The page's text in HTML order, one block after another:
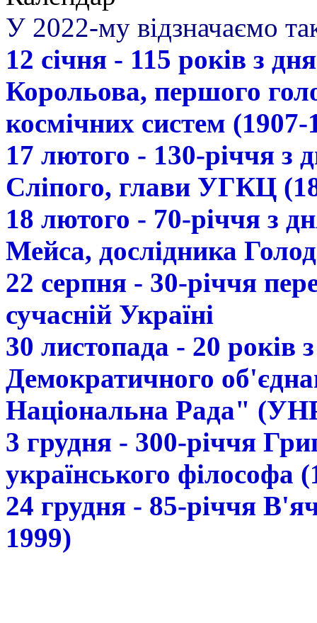
У 2022-му відзначаємо
12 січня - 115 років з
Корольова, першого
космічних систем (1907-
17 лютого - 130-річчя з
Сліпого, глави УГКЦ
18 лютого - 70-річчя з
Мейса, дослідника
22 серпня - 30-річчя
сучасній Україні
30 листопада - 20 років
Демократичного
Національна Рада"
3 грудня - 300-річчя
українського філософа
24 грудня - 85-річчя
1999)